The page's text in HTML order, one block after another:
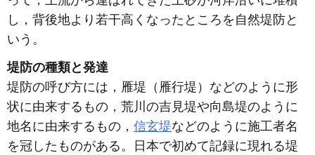
し，背後地より若干高くなったところを自然堤防と
いう。
堤防の種類と発達
堤防の呼び方には，雁堤（雁行堤）などのように形
状に由来するもの，荒川の吉見堤や向島堤のように
地名に由来するもの， 信玄堤などのように施工者名
を冠したものがある。日本で初めて記録に現れる堤